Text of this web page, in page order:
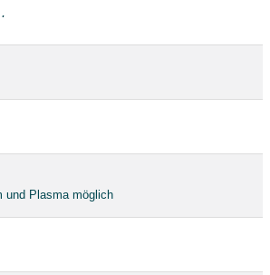
und Plasma möglich